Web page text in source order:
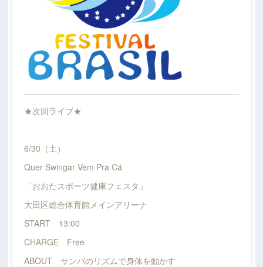
★次回ライブ★
6/30（土）
Quer Swingar Vem Pra Cá
「おおたスポーツ健康フェスタ」
大田区総合体育館メインアリーナ
START 13:00
CHARGE Free
ABOUT サンバのリズムで身体を動かす